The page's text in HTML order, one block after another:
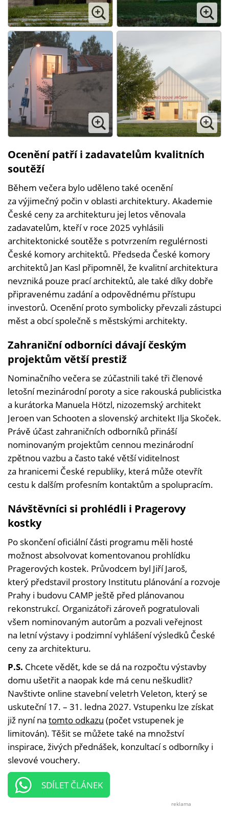
Ocenění patří i zadavatelům kvalitních
soutěží
Během večera bylo uděleno také ocenění
za výjimečný počin v oblasti architektury. Akademie
České ceny za architekturu jej letos věnovala
zadavatelům, kteří v roce 2025 vyhlásili
architektonické soutěže s potvrzením regulérnosti
České komory architektů. Předseda České komory
architektů Jan Kasl připomněl, že kvalitní architektura
nevzniká pouze prací architektů, ale také díky dobře
připravenému zadání a odpovědnému přístupu
investorů. Ocenění proto symbolicky převzali zástupci
měst a obcí společně s městskými architekty.
Zahraniční odborníci dávají českým
projektům větší prestiž
Nominačního večera se zúčastnili také tři členové
letošní mezinárodní poroty a sice rakouská publicistka
a kurátorka Manuela Hötzl, nizozemský architekt
Jeroen van Schooten a slovenský architekt Ilja Skoček.
Právě účast zahraničních odborníků přináší
nominovaným projektům cennou mezinárodní
zpětnou vazbu a často také větší viditelnost
za hranicemi České republiky, která může otevřít
cestu k dalším profesním kontaktům a spolupracím.
Návštěvníci si prohlédli i Pragerovy
kostky
Po skončení oficiální části programu měli hosté
možnost absolvovat komentovanou prohlídku
Pragerových kostek. Průvodcem byl Jiří Jaroš,
který představil prostory Institutu plánování a rozvoje
Prahy i budovu CAMP ještě před plánovanou
rekonstrukcí. Organizátoři zároveň pogratulovali
všem nominovaným autorům a pozvali veřejnost
na letní výstavy i podzimní vyhlášení výsledků České
ceny za architekturu.
P.S. Chcete vědět, kde se dá na rozpočtu výstavby
domu ušetřit a naopak kde má cenu neškudlit?
Navštivte online stavební veletrh Veleton, který se
uskuteční 17. – 31. ledna 2027. Vstupenku lze získat
již nyní na tomto odkazu (počet vstupenek je
limitován). Těšit se můžete také na množství
inspirace, živých přednášek, konzultací s odborníky i
slevové vouchery.
SDÍLET ČLÁNEK
reklama